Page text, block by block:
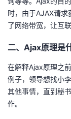
的我
坛
圈
的
我
时，由于AJAX请
了网络带宽，让互
二、Ajax原理是
在解释Ajax原理之
例子，领导想找小
其他事情，直到秘
作。